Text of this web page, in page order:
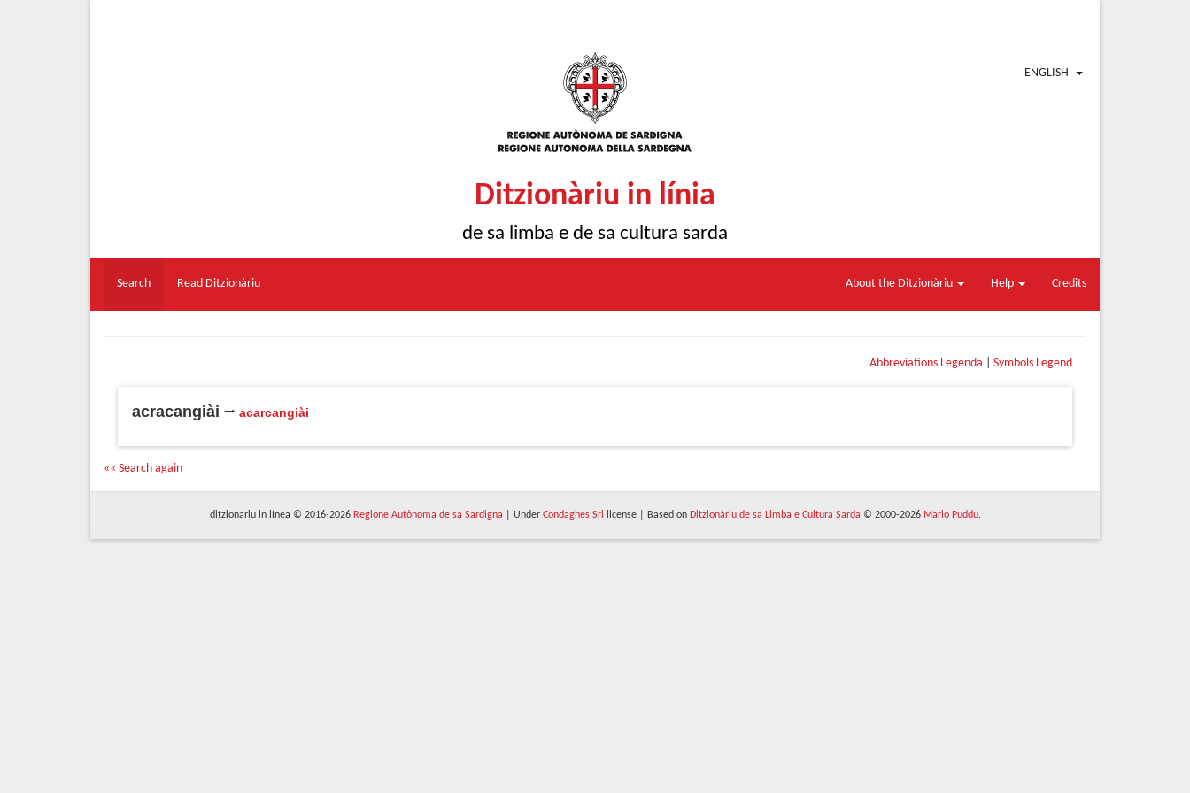
ENGLISH
Ditzionàriu in línia
de sa limba e de sa cultura sarda
Search Read Ditzionàriu About the Ditzionàriu Help Credits
Abbreviations Legenda Symbols Legend
acracangiài acarcangiài
«« Search again
ditzionariu in línea © 2016-2026 Regione Autònoma de sa Sardigna | Under Condaghes Srl license | Based on Ditzionàriu de sa Limba e Cultura Sarda © 2000-2026 Mario Puddu.